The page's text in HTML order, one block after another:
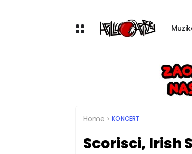
Home KONCERT
Scorisci, Irish